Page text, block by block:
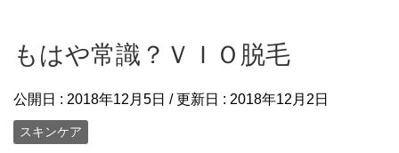
もはや常識？ＶＩＯ脱毛
公開日 : 2018年12月5日 / 更新日 : 2018年12月2日
スキンケア